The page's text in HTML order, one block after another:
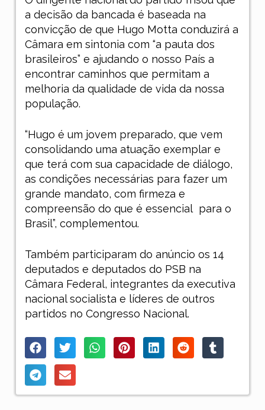
a decisão da bancada é baseada na
convicção de que Hugo Motta conduzirá a
Câmara em sintonia com “a pauta dos
brasileiros” e ajudando o nosso País a
encontrar caminhos que permitam a
melhoria da qualidade de vida da nossa
população.
“Hugo é um jovem preparado, que vem
consolidando uma atuação exemplar e
que terá com sua capacidade de diálogo,
as condições necessárias para fazer um
grande mandato, com firmeza e
compreensão do que é essencial para o
Brasil”, complementou.
Também participaram do anúncio os 14
deputados e deputados do PSB na
Câmara Federal, integrantes da executiva
nacional socialista e líderes de outros
partidos no Congresso Nacional.